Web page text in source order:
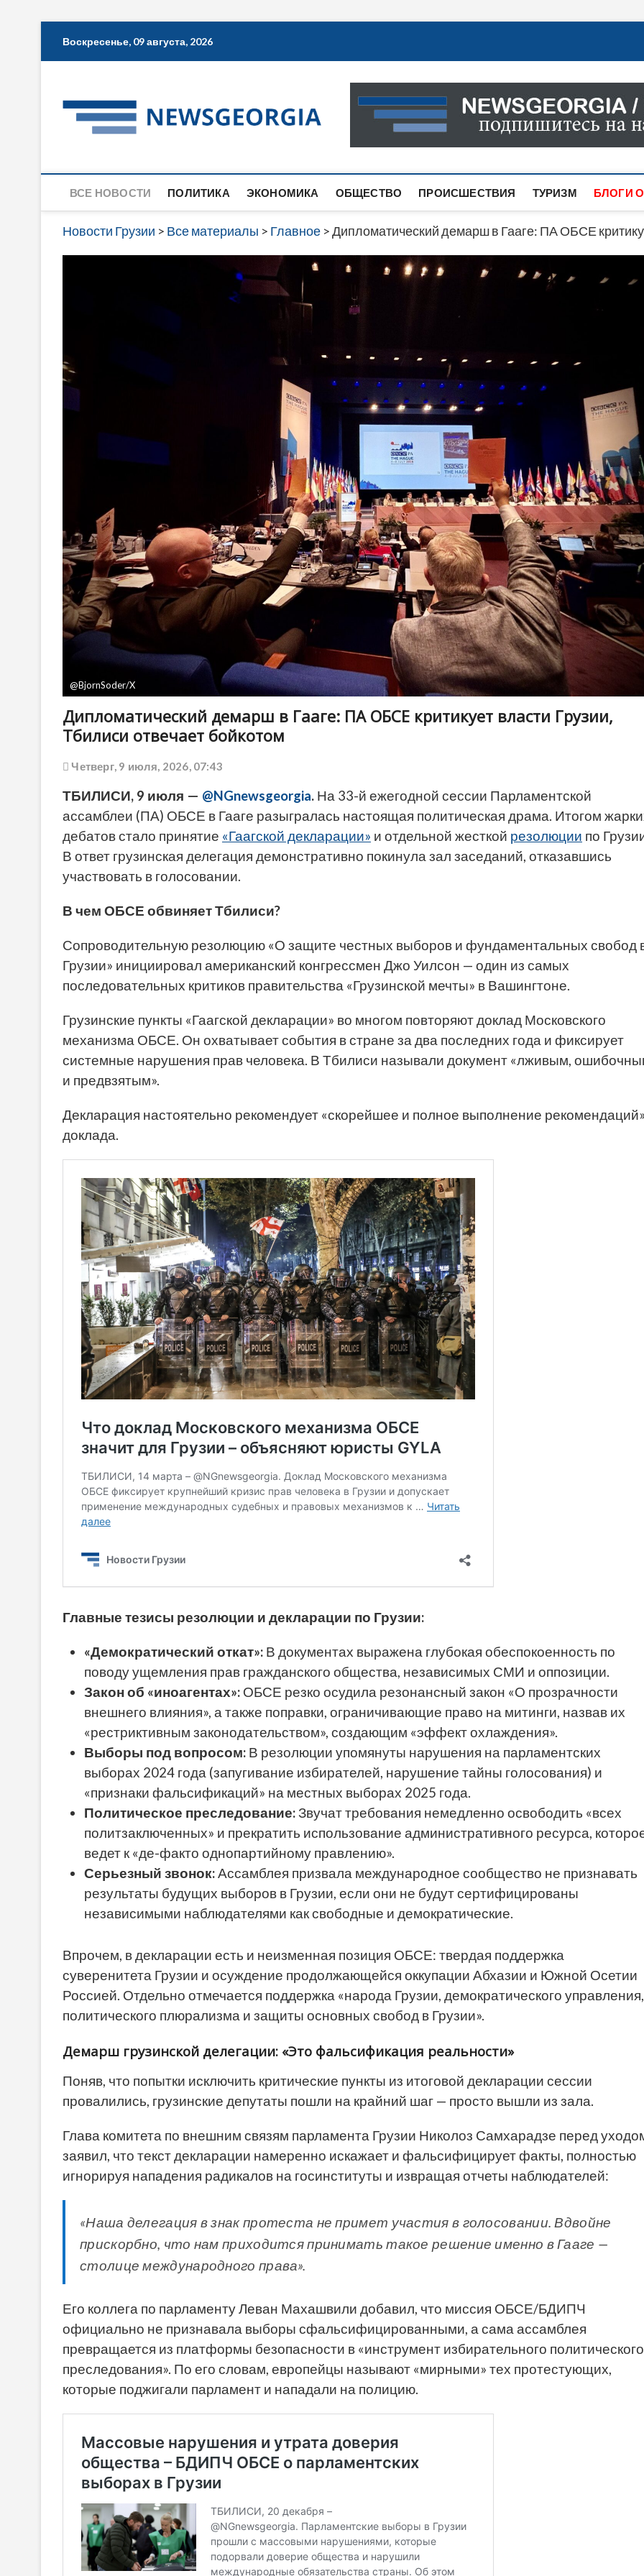
Воскресенье, 09 августа, 2026
Новости Грузии
САМАЯ АКТУАЛЬНАЯ ИНФОРМАЦИЯ О СОБЫТИЯХ
САЙТЕ ВЫ НАЙДЕТЕ НОВОСТИ ПОЛИТИКИ,
ВСЕ НОВОСТИ ПОЛИТИКА ЭКОНОМИКА ОБЩЕСТВО ПРОИСШЕСТВИЯ ТУРИЗМ БЛОГИ
Новости Грузии > Все материалы > Главное >Дипломатический демарш в Гааге: ПА ОБСЕ
@BjornSoder/X
Дипломатический демарш в Гааге: ПА ОБСЕ критикует власти Грузии,
Тбилиси отвечает бойкотом
Четверг, 9 июля, 2026, 07:43
ТБИЛИСИ, 9 июля — @NGnewsgeorgia. На 33-й ежегодной сессии Парламентской
ассамблеи (ПА) ОБСЕ в Гааге разыгралась настоящая политическая драма. Итогом
дебатов стало принятие «Гаагской декларации» и отдельной жесткой резолюции по
В ответ грузинская делегация демонстративно покинула зал заседаний, отказавшись
участвовать в голосовании.
В чем ОБСЕ обвиняет Тбилиси?
Сопроводительную резолюцию «О защите честных выборов и фундаментальных свобод
Грузии» инициировал американский конгрессмен Джо Уилсон — один из самых
последовательных критиков правительства «Грузинской мечты» в Вашингтоне.
Грузинские пункты «Гаагской декларации» во многом повторяют доклад Московского
механизма ОБСЕ. Он охватывает события в стране за два последних года и фиксирует
системные нарушения прав человека. В Тбилиси называли документ «лживым,
и предвзятым».
Декларация настоятельно рекомендует «скорейшее и полное выполнение
доклада.
Главные тезисы резолюции и декларации по Грузии:
«Демократический откат»: В документах выражена глубокая обеспокоенность по
поводу ущемления прав гражданского общества, независимых СМИ и оппозиции.
Закон об «иноагентах»: ОБСЕ резко осудила резонансный закон «О прозрачности
внешнего влияния», а также поправки, ограничивающие право на митинги, назвав их
«рестриктивным законодательством», создающим «эффект охлаждения».
Выборы под вопросом: В резолюции упомянуты нарушения на парламентских
выборах 2024 года (запугивание избирателей, нарушение тайны голосования) и
«признаки фальсификаций» на местных выборах 2025 года.
Политическое преследование:Звучат требования немедленно освободить «всех
политзаключенных» и прекратить использование административного ресурса,
ведет к «де-факто однопартийному правлению».
Серьезный звонок:Ассамблея призвала международное сообщество не признавать
результаты будущих выборов в Грузии, если они не будут сертифицированы
независимыми наблюдателями как свободные и демократические.
Впрочем, в декларации есть и неизменная позиция ОБСЕ: твердая поддержка
суверенитета Грузии и осуждение продолжающейся оккупации Абхазии и Южной Осетии
Россией. Отдельно отмечается поддержка «народа Грузии, демократического управления,
политического плюрализма и защиты основных свобод в Грузии».
Демарш грузинской делегации: «Это фальсификация реальности»
Поняв, что попытки исключить критические пункты из итоговой декларации сессии
провалились, грузинские депутаты пошли на крайний шаг — просто вышли из зала.
Глава комитета по внешним связям парламента Грузии Николоз Самхарадзе перед
заявил, что текст декларации намеренно искажает и фальсифицирует факты, полностью
игнорируя нападения радикалов на госинституты и извращая отчеты наблюдателей:
«Наша делегация в знак протеста не примет участия в голосовании. Вдвойне
прискорбно, что нам приходится принимать такое решение именно в Гааге —
столице международного права».
Его коллега по парламенту Леван Махашвили добавил, что миссия ОБСЕ/БДИПЧ
официально не признавала выборы сфальсифицированными, а сама ассамблея
превращается из платформы безопасности в «инструмент избирательного политического
преследования». По его словам, европейцы называют «мирными» тех протестующих,
которые поджигали парламент и нападали на полицию.